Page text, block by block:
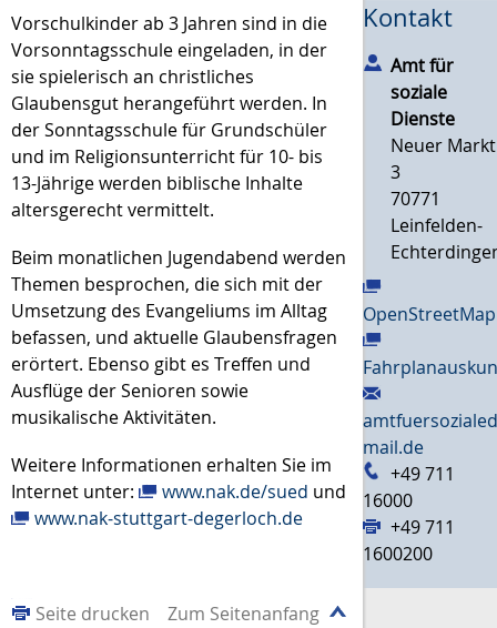
Vorschulkinder ab 3 Jahren sind in die
Vorsonntagsschule eingeladen, in der
sie spielerisch an christliches
Glaubensgut herangeführt werden. In
der Sonntagsschule für Grundschüler
und im Religionsunterricht für 10- bis
13-Jährige werden biblische Inhalte
altersgerecht vermittelt.
Beim monatlichen Jugendabend werden
Themen besprochen, die sich mit der
Umsetzung des Evangeliums im Alltag
befassen, und aktuelle Glaubensfragen
erörtert. Ebenso gibt es Treffen und
Ausflüge der Senioren sowie
musikalische Aktivitäten.
Weitere Informationen erhalten Sie im
Internet unter:
www.nak.de/sued und
www.nak-stuttgart-degerloch.de
Zum Seitenanfang
Seite drucken
Kontakt
Amt für
soziale
Dienste
Neuer Markt
3
70771
Leinfelden-
OpenStreetMap
mail.de
+49 711
16000
+49 711
1600200